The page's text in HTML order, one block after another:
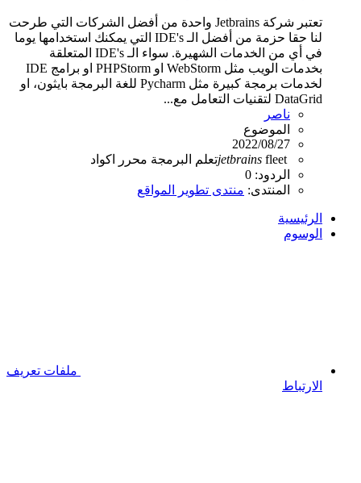
تعتبر شركة Jetbrains واحدة من أفضل الشركات التي طرحت
لنا حقا حزمة من أفضل الـ IDE's التي يمكنك استخدامها يوما
في أي من الخدمات الشهيرة. سواء الـ IDE's المتعلقة
بخدمات الويب مثل WebStorm او PHPStorm او برامج IDE
لخدمات برمجة كبيرة مثل Pycharm للغة البرمجة بايثون، او
DataGrid لتقنيات التعامل مع...
ناصر
الموضوع
2022/08/27
fleet
jetbrainsتعلم البرمجة محرر اكواد
الردود: 0
المنتدى: منتدى تطوير المواقع
الرئيسية
الوسوم
ملفات تعريف
الارتباط